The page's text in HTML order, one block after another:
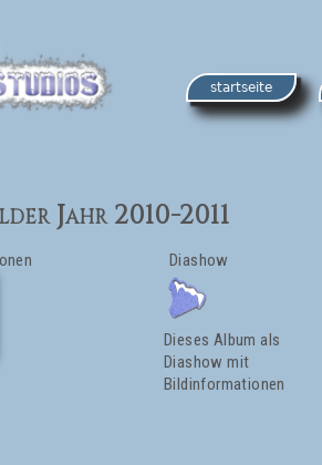
startseite
Jahr 2010-2011
Diashow
Dieses Album als
Diashow mit
Bildinformationen